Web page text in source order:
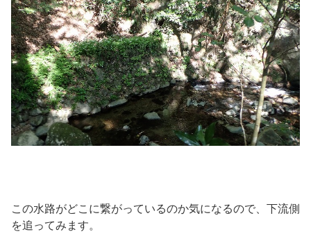
この水路がどこに繋がっているのか気になるので、下流側
を追ってみます。